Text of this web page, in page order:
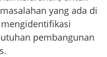
yang ada di
pembangunan